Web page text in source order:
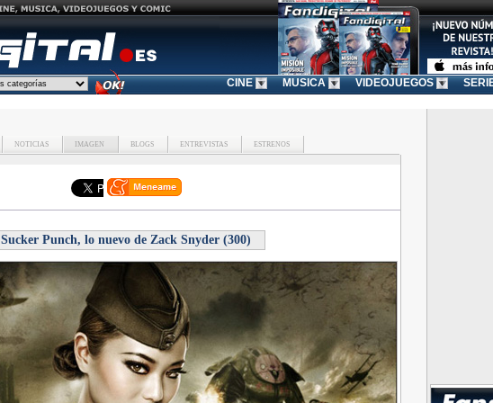
CINE MUSICA VIDEOJUEGOS
NOTICIAS IMAGEN BLOGS ENTREVISTAS ESTRENOS
Sucker Punch, lo nuevo de Zack Snyder (300)